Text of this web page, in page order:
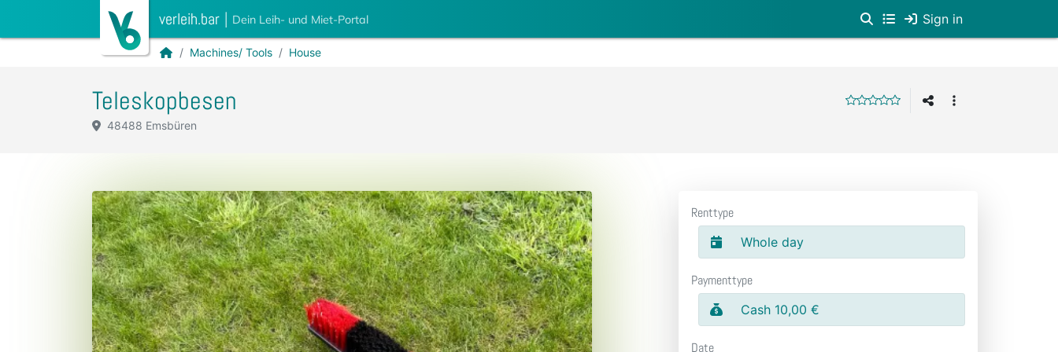
verleih.bar | Dein Leih- und Miet-Portal Sign in
Machines/ Tools House
Teleskopbesen
48488 Emsbüren
Renttype
Whole day
Paymenttype
Cash 10,00 €
Date